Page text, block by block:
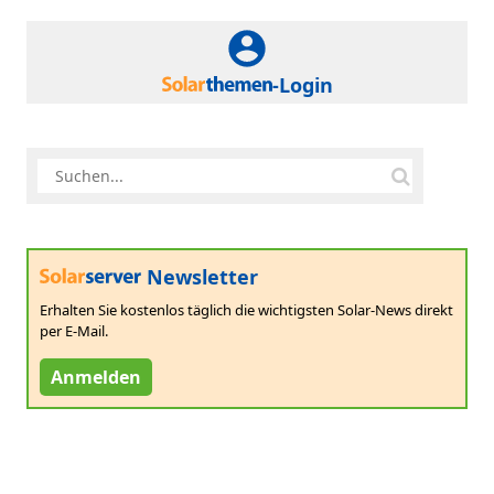
-Login
Newsletter
Erhalten Sie kostenlos täglich die wichtigsten Solar-News direkt
per E-Mail.
Anmelden